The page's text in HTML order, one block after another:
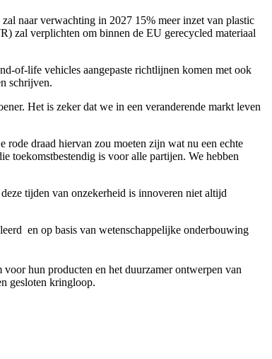
naar verwachting in 2027 15% meer inzet van plastic
zal verplichten om binnen de EU gerecycled materiaal
of-life vehicles aangepaste richtlijnen komen met ook
schrijven.
Het is zeker dat we in een veranderende markt leven
rode draad hiervan zou moeten zijn wat nu een echte
toekomstbestendig is voor alle partijen. We hebben
tijden van onzekerheid is innoveren niet altijd
en op basis van wetenschappelijke onderbouwing
hun producten en het duurzamer ontwerpen van
gesloten kringloop.